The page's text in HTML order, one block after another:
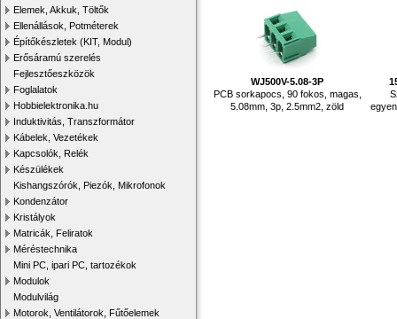
Elemek, Akkuk, Töltők
Ellenállások, Potméterek
Építőkészletek (KIT, Modul)
Erősáramú szerelés
Fejlesztőeszközök
Foglalatok
Hobbielektronika.hu
Induktivitás, Transzformátor
Kábelek, Vezetékek
Kapcsolók, Relék
Készülékek
Kishangszórók, Piezók, Mikrofonok
Kondenzátor
Kristályok
Matricák, Feliratok
Méréstechnika
Mini PC, ipari PC, tartozékok
Modulok
Modulvilág
Motorok, Ventilátorok, Fűtőelemek
WJ500V-5.08-3P
PCB sorkapocs, 90 fokos, magas,
5.08mm, 3p, 2.5mm2, zöld